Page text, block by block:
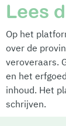
Lees
Op het
over de
veroveraars.
en het
inhoud. Het
schrijven.